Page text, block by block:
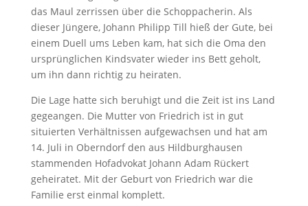
das Maul zerrissen über die Schoppacherin. Als
dieser Jüngere, Johann Philipp Till hieß der Gute, bei
einem Duell ums Leben kam, hat sich die Oma den
ursprünglichen Kindsvater wieder ins Bett geholt,
um ihn dann richtig zu heiraten.
Die Lage hatte sich beruhigt und die Zeit ist ins Land
gegeangen. Die Mutter von Friedrich ist in gut
situierten Verhältnissen aufgewachsen und hat am
14. Juli in Oberndorf den aus Hildburghausen
stammenden Hofadvokat Johann Adam Rückert
geheiratet. Mit der Geburt von Friedrich war die
Familie erst einmal komplett.